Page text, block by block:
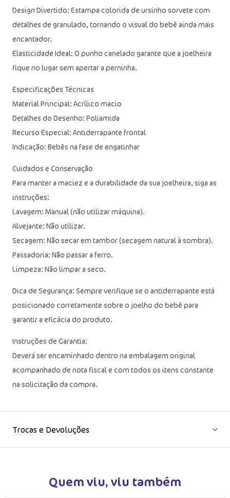
Design Divertido: Estampa colorida de ursinho sorvete com
detalhes de granulado, tornando o visual do bebê ainda mais
encantador.
Elasticidade Ideal: O punho canelado garante que a joelheira
fique no lugar sem apertar a perninha.
Especificações Técnicas
Material Principal: Acrílico macio
Detalhes do Desenho: Poliamida
Recurso Especial: Antiderrapante frontal
Indicação: Bebês na fase de engatinhar
Cuidados e Conservação
Para manter a maciez e a durabilidade da sua joelheira, siga as
instruções:
Lavagem: Manual (não utilizar máquina).
Alvejante: Não utilizar.
Secagem: Não secar em tambor (secagem natural à sombra).
Passadoria: Não passar a ferro.
Limpeza: Não limpar a seco.
Dica de Segurança: Sempre verifique se o antiderrapante está
posicionado corretamente sobre o joelho do bebê para
garantir a eficácia do produto.
Instruções de Garantia:
Deverá ser encaminhado dentro na embalagem original
acompanhado de nota fiscal e com todos os itens constante
na solicitação da compra.
Trocas e Devoluções
Quem viu, viu também